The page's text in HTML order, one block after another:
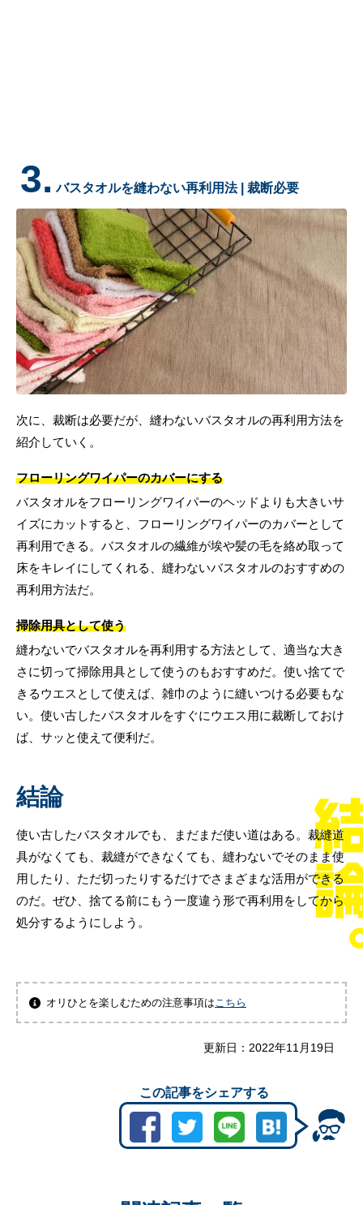
3. バスタオルを縫わない再利用法 | 裁断必要
次に、裁断は必要だが、縫わないバスタオルの再利用方法を
紹介していく。
フローリングワイパーのカバーにする
バスタオルをフローリングワイパーのヘッドよりも大きいサ
イズにカットすると、フローリングワイパーのカバーとして
再利用できる。バスタオルの繊維が埃や髪の毛を絡め取って
床をキレイにしてくれる、縫わないバスタオルのおすすめの
再利用方法だ。
掃除用具として使う
縫わないでバスタオルを再利用する方法として、適当な大き
さに切って掃除用具として使うのもおすすめだ。使い捨てで
きるウエスとして使えば、雑巾のように縫いつける必要もな
い。使い古したバスタオルをすぐにウエス用に裁断しておけ
ば、サッと使えて便利だ。
結論
使い古したバスタオルでも、まだまだ使い道はある。裁縫道
具がなくても、裁縫ができなくても、縫わないでそのまま使
用したり、ただ切ったりするだけでさまざまな活用ができる
のだ。ぜひ、捨てる前にもう一度違う形で再利用をしてから
処分するようにしよう。
オリひとを楽しむための注意事項はこちら
更新日： 2022年11月19日
この記事をシェアする